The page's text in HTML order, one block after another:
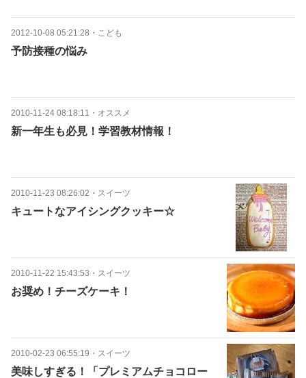
2012-10-08 05:21:28 ・ こども
予防接種の悩み
2010-11-24 08:18:11 ・ オススメ
新一年生も必見！学習教材情報！
2010-11-23 08:26:02 ・ スイーツ
キュートなアイシングクッキー☆
2010-11-22 15:43:53 ・ スイーツ
お奨め！チーズケーキ！
2010-02-23 06:55:19 ・ スイーツ
美味しすぎる！「プレミアムチョコロー